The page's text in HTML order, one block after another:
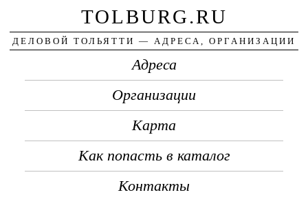
TOLBURG.RU
ДЕЛОВОЙ ТОЛЬЯТТИ — АДРЕСА, ОРГАНИЗАЦИИ
Адреса
Организации
Карта
Как попасть в каталог
Контакты